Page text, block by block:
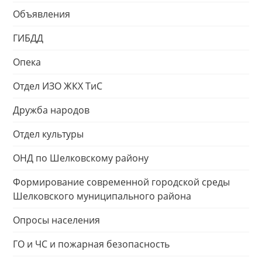
Объявления
ГИБДД
Опека
Отдел ИЗО ЖКХ ТиС
Дружба народов
Отдел культуры
ОНД по Шелковскому району
Формирование современной городской среды
Шелковского муниципального района
Опросы населения
ГО и ЧС и пожарная безопасность